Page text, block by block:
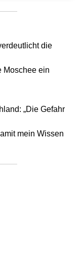
die
Moschee ein
„Die Gefahr
mein Wissen